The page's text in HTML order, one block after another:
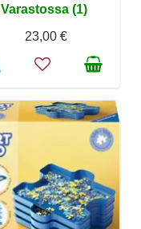
Varastossa (1)
23,00 €